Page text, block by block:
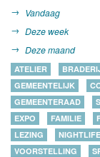
Vandaag
Deze week
Deze maand
ATELIER
GEMEENTELIJK
GEMEENTERAAD
EXPO
FAMILIE
LEZING
NIGHTLIFE
VOORSTELLING